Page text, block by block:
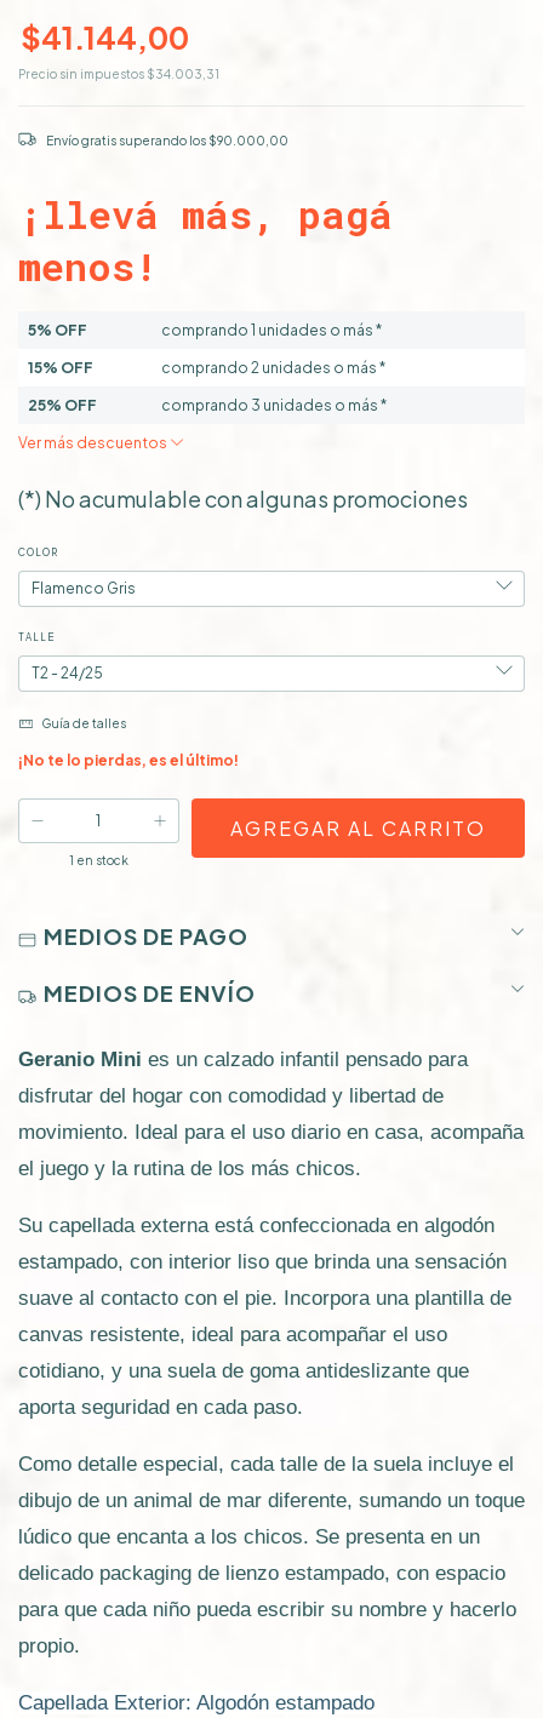
$41.144,00
Precio sin impuestos $34.003,31
Envío gratis superando los $90.000,00
¡llevá más, pagá
menos!
5% OFF comprando 1 unidades o más *
15% OFF comprando 2 unidades o más *
25% OFF comprando 3 unidades o más *
Ver más descuentos
(*) No acumulable con algunas promociones
COLOR
TALLE
Guía de talles
¡No te lo pierdas, es el último!
1 en stock
MEDIOS DE PAGO
MEDIOS DE ENVÍO
Geranio Mini es un calzado infantil pensado para
disfrutar del hogar con comodidad y libertad de
movimiento. Ideal para el uso diario en casa, acompaña
el juego y la rutina de los más chicos.
Su capellada externa está confeccionada en algodón
estampado, con interior liso que brinda una sensación
suave al contacto con el pie. Incorpora una plantilla de
canvas resistente, ideal para acompañar el uso
cotidiano, y una suela de goma antideslizante que
aporta seguridad en cada paso.
Como detalle especial, cada talle de la suela incluye el
dibujo de un animal de mar diferente, sumando un toque
lúdico que encanta a los chicos. Se presenta en un
delicado packaging de lienzo estampado, con espacio
para que cada niño pueda escribir su nombre y hacerlo
propio.
Capellada Exterior: Algodón estampado